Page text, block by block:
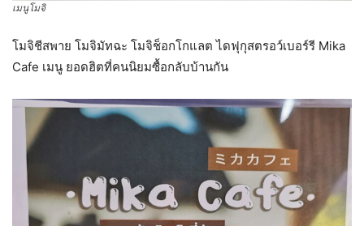
เมนูโมจิ
โมจิชีสพาย โมจิมัทฉะ โมจิช็อกโกแลต ไดฟุกุสตรอว์เบอร์รี Mika
Cafe เมนู ยอดฮิตที่คนนิยมซื้อกลับบ้านกัน